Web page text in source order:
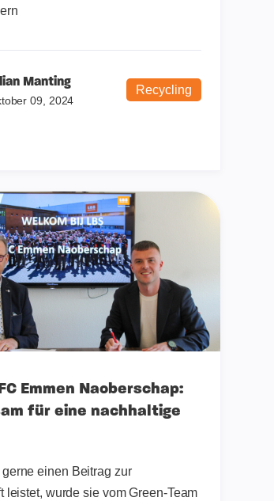
Manting
09, 2024
Recycling
Emmen Naoberschap:
für eine nachhaltige
einen Beitrag zur
leistet, wurde sie vom Green-Team